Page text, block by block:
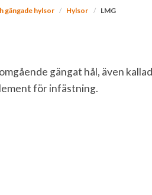
gängade hylsor Hylsor LMG
gängat hål, även kallad
för infästning.